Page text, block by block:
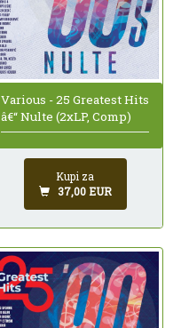
Various - 25 Greatest Hits
â€“ Nulte (2xLP, Comp)
Kupi za
37,00 EUR